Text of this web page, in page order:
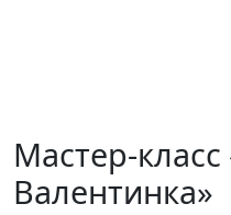
Мастер-
Валентинка»